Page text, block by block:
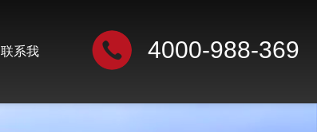
联系我 4000-988-369